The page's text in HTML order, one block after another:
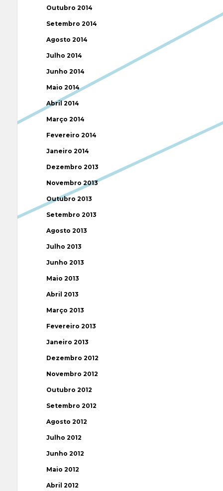
Outubro 2014
Setembro 2014
Agosto 2014
Julho 2014
Junho 2014
Maio 2014
Abril 2014
Março 2014
Fevereiro 2014
Janeiro 2014
Dezembro 2013
Novembro 2013
Outubro 2013
Setembro 2013
Agosto 2013
Julho 2013
Junho 2013
Maio 2013
Abril 2013
Março 2013
Fevereiro 2013
Janeiro 2013
Dezembro 2012
Novembro 2012
Outubro 2012
Setembro 2012
Agosto 2012
Julho 2012
Junho 2012
Maio 2012
Abril 2012